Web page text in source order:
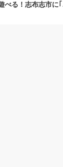
べる！志布志市に